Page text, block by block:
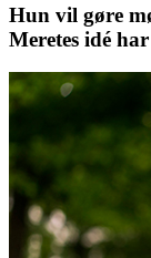
Hun vil gøre
Meretes idé